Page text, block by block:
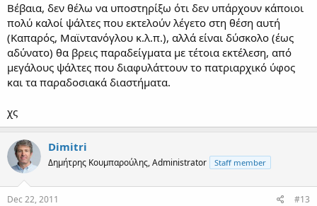
Βέβαια, δεν θέλω να υποστηρίξω ότι δεν υπάρχουν κάποιοι
πολύ καλοί ψάλτες που εκτελούν λέγετο στη θέση αυτή
(Καπαρός, Μαϊντανόγλου κ.λ.π.), αλλά είναι δύσκολο (έως
αδύνατο) θα βρεις παραδείγματα με τέτοια εκτέλεση, από
μεγάλους ψάλτες που διαφυλάττουν το πατριαρχικό ύφος
και τα παραδοσιακά διαστήματα.
χς
Dimitri
Δημήτρης Κουμπαρούλης, Administrator Staff member
Dec 22, 2011 #13